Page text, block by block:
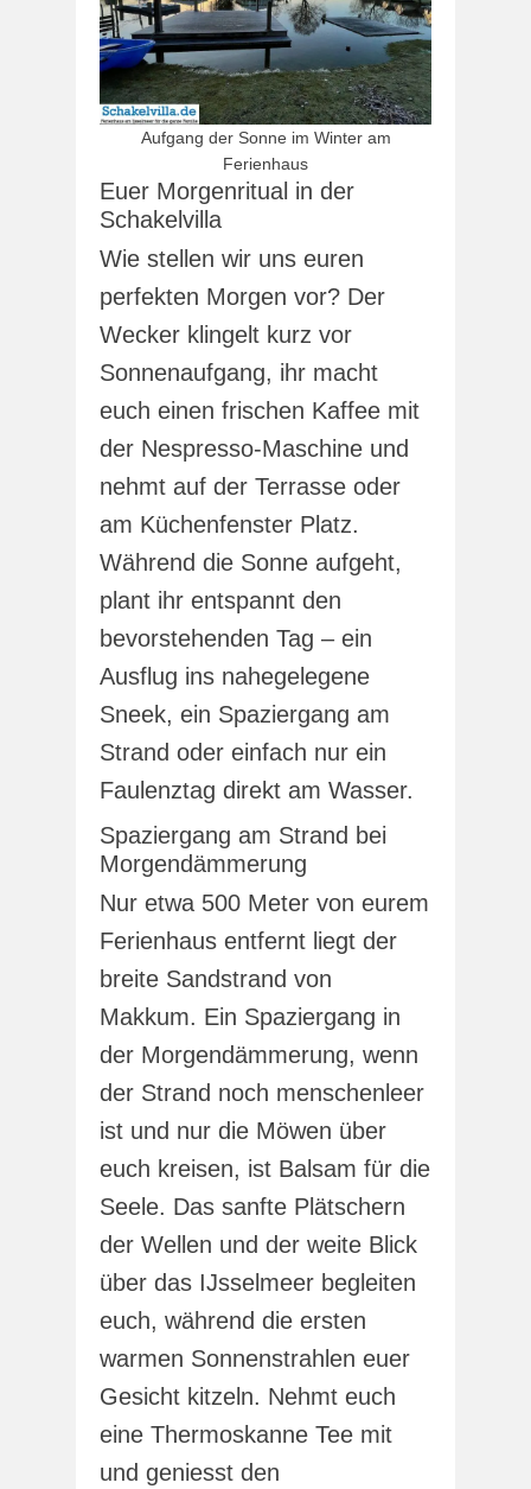
Aufgang der Sonne im Winter am
Ferienhaus
Euer Morgenritual in der
Schakelvilla
Wie stellen wir uns euren
perfekten Morgen vor? Der
Wecker klingelt kurz vor
Sonnenaufgang, ihr macht
euch einen frischen Kaffee mit
der Nespresso-Maschine und
nehmt auf der Terrasse oder
am Küchenfenster Platz.
Während die Sonne aufgeht,
plant ihr entspannt den
bevorstehenden Tag – ein
Ausflug ins nahegelegene
Sneek, ein Spaziergang am
Strand oder einfach nur ein
Faulenztag direkt am Wasser.
Spaziergang am Strand bei
Morgendämmerung
Nur etwa 500 Meter von eurem
Ferienhaus entfernt liegt der
breite Sandstrand von
Makkum. Ein Spaziergang in
der Morgendämmerung, wenn
der Strand noch menschenleer
ist und nur die Möwen über
euch kreisen, ist Balsam für die
Seele. Das sanfte Plätschern
der Wellen und der weite Blick
über das IJsselmeer begleiten
euch, während die ersten
warmen Sonnenstrahlen euer
Gesicht kitzeln. Nehmt euch
eine Thermoskanne Tee mit
und geniesst den